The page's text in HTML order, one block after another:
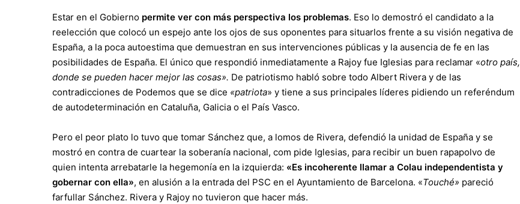
Estar en el Gobierno permite ver con más perspectiva los problemas. Eso lo demostró el candidato a la
reelección que colocó un espejo ante los ojos de sus oponentes para situarlos frente a su visión negativa de
España, a la poca autoestima que demuestran en sus intervenciones públicas y la ausencia de fe en las
posibilidades de España. El único que respondió inmediatamente a Rajoy fue Iglesias para reclamar «otro país,
donde se pueden hacer mejor las cosas». De patriotismo habló sobre todo Albert Rivera y de las
contradicciones de Podemos que se dice «patriota» y tiene a sus principales líderes pidiendo un referéndum
de autodeterminación en Cataluña, Galicia o el País Vasco.
Pero el peor plato lo tuvo que tomar Sánchez que, a lomos de Rivera, defendió la unidad de España y se
mostró en contra de cuartear la soberanía nacional, com pide Iglesias, para recibir un buen rapapolvo de
quien intenta arrebatarle la hegemonía en la izquierda: «Es incoherente llamar a Colau independentista y
gobernar con ella», en alusión a la entrada del PSC en el Ayuntamiento de Barcelona. «Touché» pareció
farfullar Sánchez. Rivera y Rajoy no tuvieron que hacer más.